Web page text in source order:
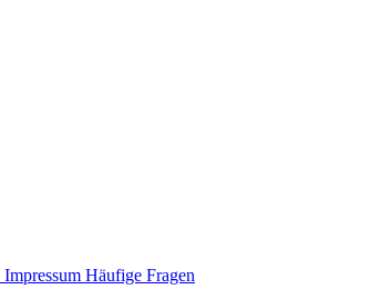
Impressum Häufige Fragen